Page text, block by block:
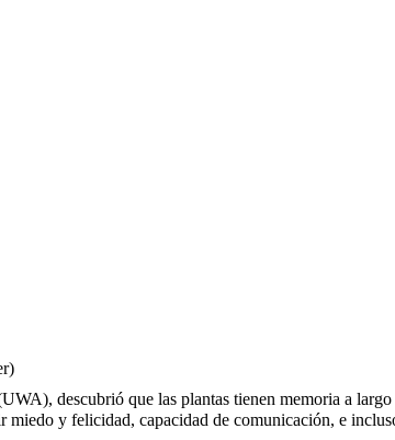
descubrió que las plantas tienen memoria a
y felicidad, capacidad de comunicación, e